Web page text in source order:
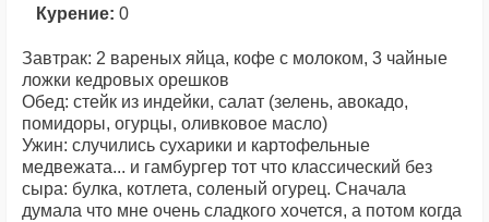
Курение: 0
Завтрак: 2 вареных яйца, кофе с молоком, 3 чайные
ложки кедровых орешков
Обед: стейк из индейки, салат (зелень, авокадо,
помидоры, огурцы, оливковое масло)
Ужин: случились сухарики и картофельные
медвежата... и гамбургер тот что классический без
сыра: булка, котлета, соленый огурец. Сначала
думала что мне очень сладкого хочется, а потом когда